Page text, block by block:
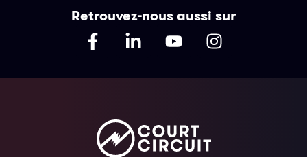
Retrouvez-nous aussi sur